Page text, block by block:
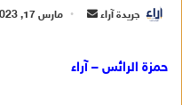
جريدة آراء
س
مارس 17, 2023
حمزة الرائس – آراء